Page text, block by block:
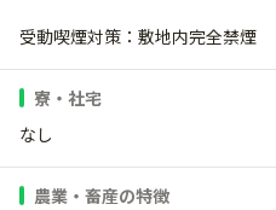
受動喫煙対策：敷地内完全禁煙
寮・社宅
なし
農業・畜産の特徴